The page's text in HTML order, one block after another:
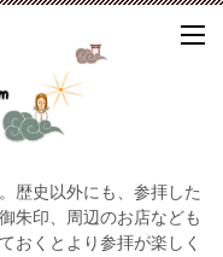
歴史以外にも、参拝した
朱印、周辺のお店なども
おくとより参拝が楽しく